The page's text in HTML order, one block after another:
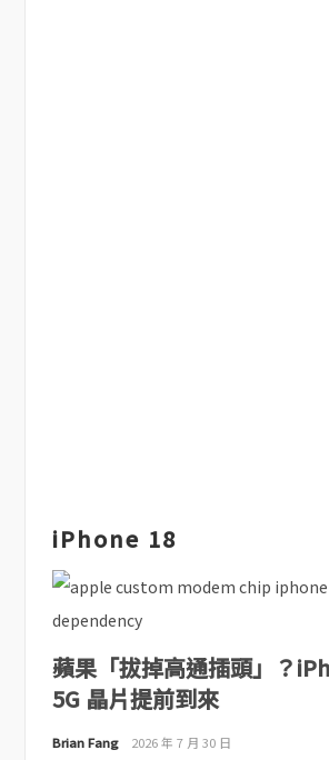
iPhone 18
蘋果「拔掉高通插頭」？
5G 晶片提前到來
Brian Fang 2026 年 7 月 30 日